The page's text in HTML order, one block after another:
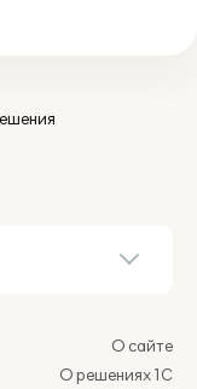
О сайте
О решениях 1С